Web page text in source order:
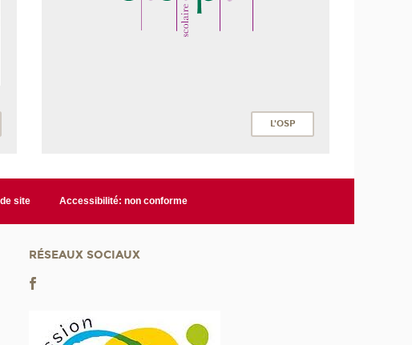
L'OSP
site Accessibilité: non conforme
RÉSEAUX SOCIAUX